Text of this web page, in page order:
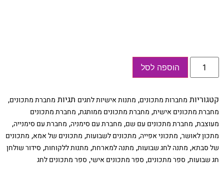
כמות
מחברת
שבועות
בעיצוב
פירות
בתוספת
סימניה
תואמת
הוספה לסל
קטגוריותמחברות מתכונים,מתנות אישיות לחגים תגיותמחברת מתכונים,
מחברת מתכונים אישית,מחברת מתכונים ממותגת,מחברת מתכונים
מעוצבת,מחברת מתכונים עם שם,מחברת עם סימניה,מחברת עם סימנייה,
מתכון לאושר,מתכוני אפייה,מתכונים לשבועות,מתכונים של אמא,מתכונים
של סבתא,מתנה לחג שבועות,מתנה למארחת,מתנות ללקוחות,סידור שולחן
חג שבועות,ספר מתכונים,ספר מתכונים אישי,ספר מתכונים לחג